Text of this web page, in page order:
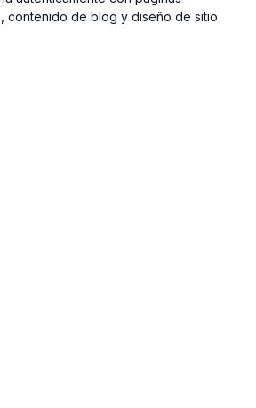
contenido de blog y diseño de sitio